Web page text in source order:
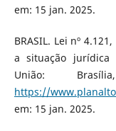
em: 15 jan. 2025.
BRASIL. Lei nº
a situação jurídica
União:
https://
em: 15 jan. 2025.